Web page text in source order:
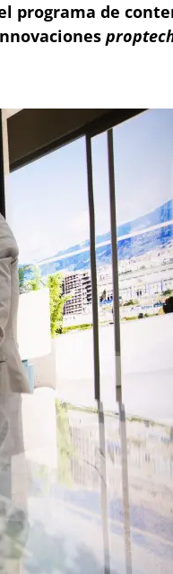
programa de